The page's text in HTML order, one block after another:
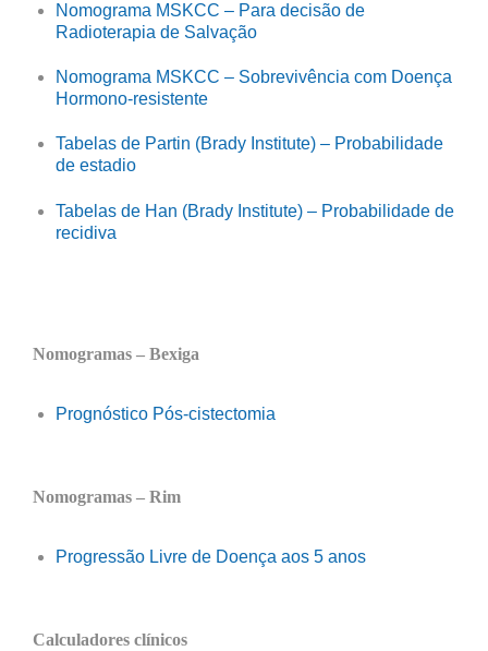
Nomograma MSKCC – Para decisão de
Radioterapia de Salvação
Nomograma MSKCC – Sobrevivência com Doença
Hormono-resistente
Tabelas de Partin (Brady Institute) – Probabilidade
de estadio
Tabelas de Han (Brady Institute) – Probabilidade de
recidiva
Nomogramas – Bexiga
Prognóstico Pós-cistectomia
Nomogramas – Rim
Progressão Livre de Doença aos 5 anos
Calculadores clínicos